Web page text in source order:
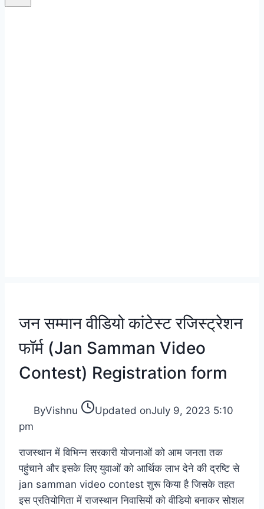
जन सम्मान वीडियो कांटेस्ट रजिस्ट्रेशन
फॉर्म (Jan Samman Video
Contest) Registration form
ByVishnu Updated onJuly 9, 2023 5:10
pm
राजस्थान में विभिन्न सरकारी योजनाओं को आम जनता तक
पहुंचाने और इसके लिए युवाओं को आर्थिक लाभ देने की द्रष्टि से
jan samman video contest शुरू किया है जिसके तहत
इस प्रतियोगिता में राजस्थान निवासियों को वीडियो बनाकर सोशल